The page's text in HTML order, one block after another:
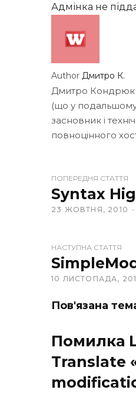
Адмінка не
Author Дмитро К.
Дмитро Кондрюк
(що у подальшому
засновник і
повноцінного
e
b
s
e
ПОПЕРЕДНЯ СТАТТЯ
Syntax
23 ЖОВТНЯ, 2010
НАСТУПНА СТАТТЯ
10 ЛИСТОПАДА,
Пов'язана
Помилка
Translate